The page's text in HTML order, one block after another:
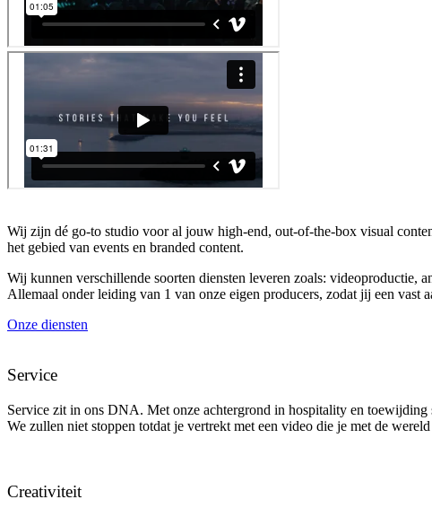
Wij zijn dé go-to studio voor al jouw high-end, out-of-the-box visual
het gebied van events en branded content.
Wij kunnen verschillende soorten diensten leveren zoals: videoproductie,
Allemaal onder leiding van 1 van onze eigen producers, zodat jij een vast
Onze diensten
Service
Service zit in ons DNA. Met onze achtergrond in hospitality en toewijding
We zullen niet stoppen totdat je vertrekt met een video die je met de
Creativiteit